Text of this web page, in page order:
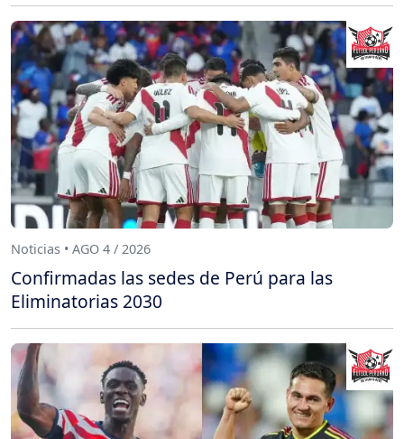
Noticias • AGO 4 / 2026
Confirmadas las sedes de Perú para las
Eliminatorias 2030